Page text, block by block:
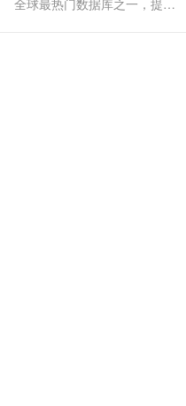
全球最热门数据库之一，提供全托管的稳定服务